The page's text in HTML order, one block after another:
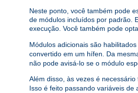
Neste ponto, você também pode
de módulos incluídos por padrão.
execução. Você também pode
Módulos adicionais são
convertido em um hífen. Da
não pode avisá-lo se o módulo
Além disso, às vezes é
Isso é feito passando variáveis